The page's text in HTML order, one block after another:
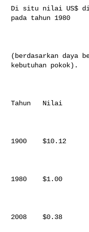
Di situ nilai US$
pada tahun 1980
(berdasarkan daya
kebutuhan pokok).
Tahun   Nilai
1900    $10.12
1980    $1.00
2008    $0.38